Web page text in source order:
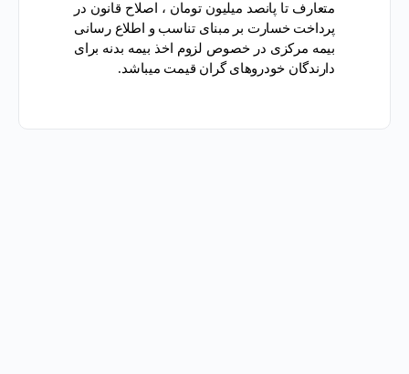
متعارف تا پانصد میلیون تومان ، اصلاح قانون در
پرداخت خسارت بر مبنای تناسب و اطلاع رسانی
بیمه مرکزی در خصوص لزوم اخذ بیمه بدنه برای
دارندگان خودروهای گران قیمت میباشد.